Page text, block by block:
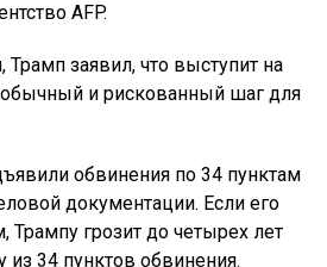
AFP.
Трамп заявил, что выступит на
и рискованный шаг для
обвинения по 34 пунктам
документации. Если его
грозит до четырех лет
34 пунктов обвинения.